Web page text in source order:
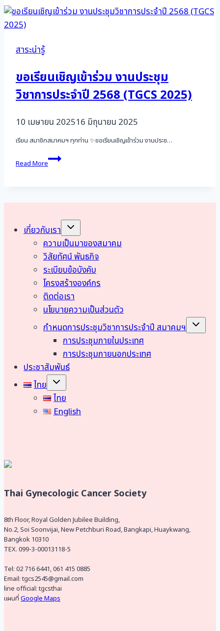
Papillomavirus
เอดินบะระ
ประ
เทศ
สก็อต
สห
อาณาจักร
สาระน่ารู้
ขอเรียนเชิญเข้าร่วม งานประชุม
วิชาการประจำปี 2568 (TGCS 2025)
10 เมษายน 202516 มิถุนายน 2025
เรียน สมาชิกสมาคมฯ ทุกท่าน ✨ขอเรียนเชิญเข้าร่วม งานประช…
Read More
ขอ
เรียน
ประจำ
ปี
2568
(TGCS
2025)
เกี่ยวกับเรา
Toggle
menu
ความเป็นมาของสมาคม
วิสัยทัศน์ พันธกิจ
ระเบียบข้อบังคับ
โครงสร้างองค์กร
ติดต่อเรา
นโยบายความเป็นส่วนตัว
กำหนดการประชุมวิชาการประจำปี สมาคมฯ
Toggle
การประชุมภายในประเทศ
การประชุมภายนอกประเทศ
ประชาสัมพันธ์
ไทย
Toggle
menu
ไทย
English
Thai Gynecologic Cancer Society
8th Floor, Royal Golden Jubilee Building,
No.2, Soi Soonvijai, New Petchburi Road, Bangkapi, Huaykwang,
Bangkok 10310
TEX. 099-3-00013118-5
Tel: 02 716 6441, 061 415 0885
Email: tgcs2545@gmail.com
line official: tgcsthai
แผนที่ Google Maps